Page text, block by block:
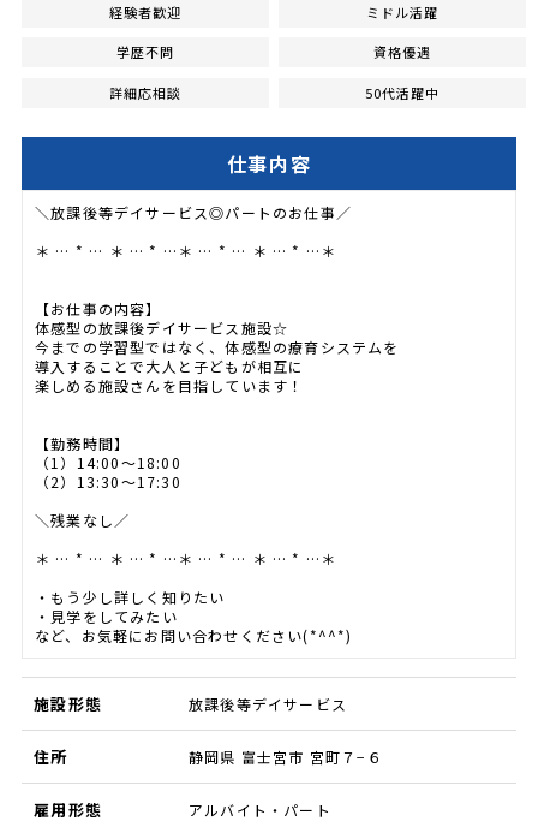
経験者歓迎 ミドル活躍
学歴不問 資格優遇
詳細応相談 50代活躍中
仕事内容
＼放課後等デイサービス◎パートのお仕事／
＊ … * … ＊ … * …＊ … * … ＊ … * …＊
【お仕事の内容】
体感型の放課後デイサービス施設☆
今までの学習型ではなく、体感型の療育システムを
導入することで大人と子どもが相互に
楽しめる施設さんを目指しています！
【勤務時間】
（1）14:00～18:00
（2）13:30～17:30
＼残業なし／
＊ … * … ＊ … * …＊ … * … ＊ … * …＊
・もう少し詳しく知りたい
・見学をしてみたい
など、お気軽にお問い合わせください(*^^*)
施設形態 放課後等デイサービス
住所 静岡県 富士宮市 宮町７−６
雇用形態 アルバイト・パート